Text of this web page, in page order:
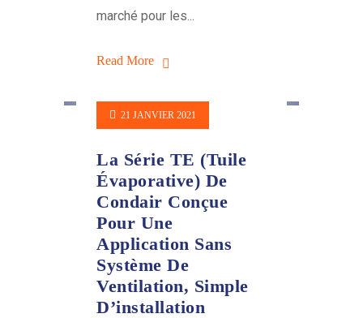
marché pour les...
Read More
21 JANVIER 2021
La Série TE (Tuile
Évaporative) De
Condair Conçue
Pour Une
Application Sans
Système De
Ventilation, Simple
D’installation